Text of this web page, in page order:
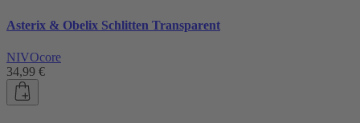
Asterix & Obelix Schlitten Transparent
NIVOcore
34,99 €